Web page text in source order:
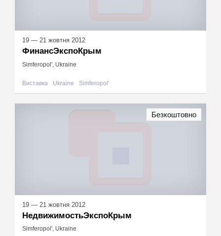
19 — 21 жовтня 2012
ФинансЭкспоКрым
Simferopol', Ukraine
Виставка Ukraine Simferopol'
19 — 21 жовтня 2012
НедвижимостьЭкспоКрым
Simferopol', Ukraine
Безкоштовно